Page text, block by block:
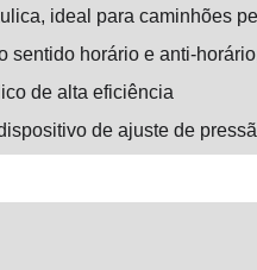
ideal para caminhões
sentido horário e anti-
de alta eficiência
de ajuste de